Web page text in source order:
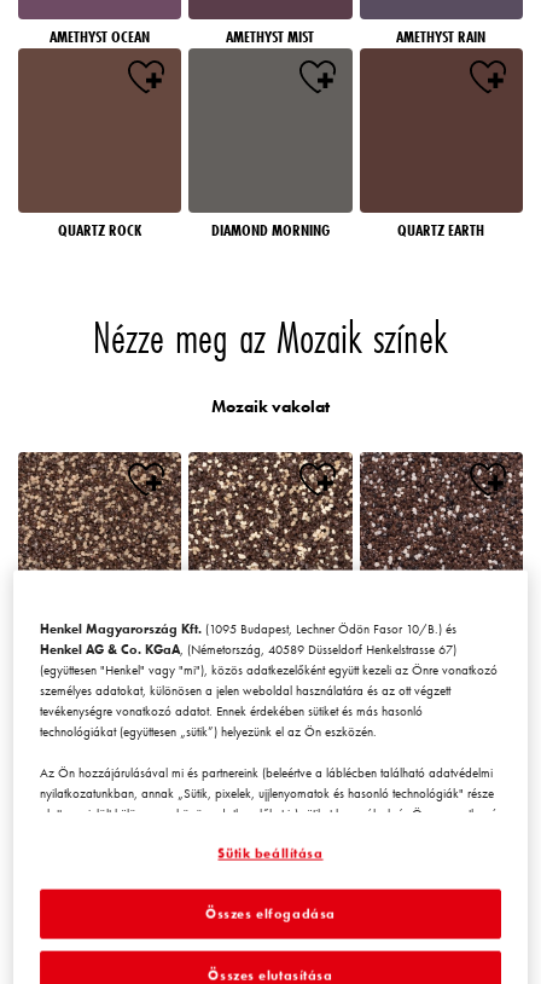
AMETHYST OCEAN AMETHYST MIST AMETHYST RAIN
QUARTZ ROCK DIAMOND MORNING QUARTZ EARTH
Nézze meg az Mozaik színek
Mozaik vakolat
Chile1 Chile2 Chile3
Henkel Magyarország Kft.(1095 Budapest, Lechner Ödön Fasor 10/B.) és
Henkel AG & Co. KGaA , (Németország, 40589 Düsseldorf Henkelstrasse 67)
(együttesen "Henkel" vagy "mi"), közös adatkezelőként együtt kezeli az Önre vonatkozó
személyes adatokat, különösen a jelen weboldal használatára és az ott végzett
tevékenységre vonatkozó adatot. Ennek érdekében sütiket és más hasonló
technológiákat (együttesen „sütik”) helyezünk el az Ön eszközén.
Az Ön hozzájárulásával mi és partnereink (beleértve a láblécben található adatvédelmi
nyilatkozatunkban, annak „Sütik, pixelek, ujjlenyomatok és hasonló technológiák" része
alatt megjelöltkülön vagyközös
adatkezelőket is) sütiket használunk és Önre vonatkozó
optimalizálására, a weboldal használatát javító funkciók biztosítására
weboldal Ön (illetve a cég, amelynek Ön az alkalmazásában áll) általi használatát,
valamint a velünk folytatott kereskedelmi műveleteket, tevékenységeket, és ezek alapján
nyomon követjük termékeink harmadik fél weboldalán történő megvásárlását,
karbantartjuk az üzleti szereplőkre vonatkozó adatainkat, és egyéni profilokat hozunk
létre Önről, amelyeket harmadik felektől és más weboldalakról származó adatokkal
Sütik beállítása
Összes elutasítása
Összes elfogadása